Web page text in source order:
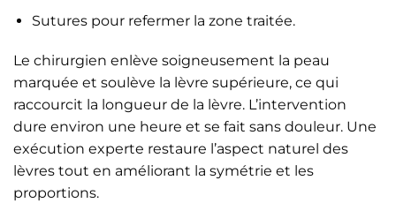
Sutures pour refermer la zone traitée.
Le chirurgien enlève soigneusement la peau
marquée et soulève la lèvre supérieure, ce qui
raccourcit la longueur de la lèvre. L’intervention
dure environ une heure et se fait sans douleur. Une
exécution experte restaure l’aspect naturel des
lèvres tout en améliorant la symétrie et les
proportions.